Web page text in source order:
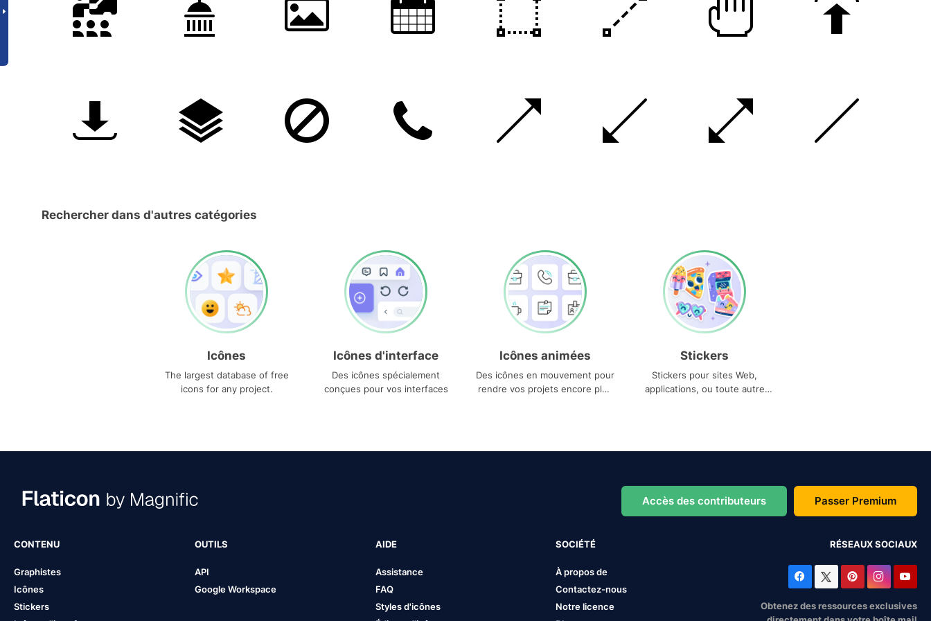
Rechercher dans d'autres catégories
Icônes
The largest database of free
icons for any project.
Icônes d'interface
Des icônes spécialement
conçues pour vos interfaces
Icônes animées
Des icônes en mouvement pour
rendre vos projets encore plus
Stickers
Stickers pour sites Web,
applications, ou toute autre
Accès des contributeurs Passer Premium
CONTENU
Graphistes
Icônes
Stickers
OUTILS
API
Google Workspace
AIDE
Assistance
FAQ
Styles d'icônes
SOCIÉTÉ
À propos de
Contactez-nous
Notre licence
RÉSEAUX SOCIAUX
Obtenez des ressources exclusives